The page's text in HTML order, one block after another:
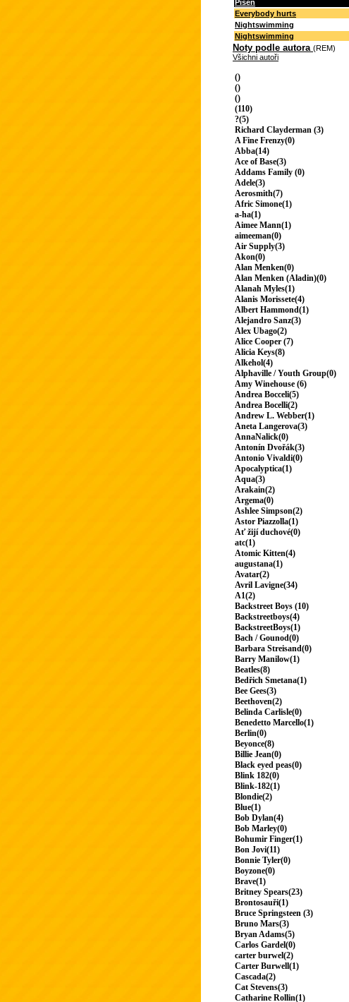
Píseň
Everybody hurts
Nightswimming
Nightswimming
Noty podle autora (REM)
Všichni autoři
()
()
()
(110)
?(5)
Richard Clayderman (3)
A Fine Frenzy(0)
Abba(14)
Ace of Base(3)
Addams Family (0)
Adele(3)
Aerosmith(7)
Afric Simone(1)
a-ha(1)
Aimee Mann(1)
aimeeman(0)
Air Supply(3)
Akon(0)
Alan Menken(0)
Alan Menken (Aladin)(0)
Alanah Myles(1)
Alanis Morissete(4)
Albert Hammond(1)
Alejandro Sanz(3)
Alex Ubago(2)
Alice Cooper (7)
Alicia Keys(8)
Alkehol(4)
Alphaville / Youth Group(0)
Amy Winehouse (6)
Andrea Bocceli(5)
Andrea Bocelli(2)
Andrew L. Webber(1)
Aneta Langerova(3)
AnnaNalick(0)
Antonín Dvořák(3)
Antonio Vivaldi(0)
Apocalyptica(1)
Aqua(3)
Arakain(2)
Argema(0)
Ashlee Simpson(2)
Astor Piazzolla(1)
Ať žijí duchové(0)
atc(1)
Atomic Kitten(4)
augustana(1)
Avatar(2)
Avril Lavigne(34)
A1(2)
Backstreet Boys (10)
Backstreetboys(4)
BackstreetBoys(1)
Bach / Gounod(0)
Barbara Streisand(0)
Barry Manilow(1)
Beatles(8)
Bedřich Smetana(1)
Bee Gees(3)
Beethoven(2)
Belinda Carlisle(0)
Benedetto Marcello(1)
Berlin(0)
Beyonce(8)
Billie Jean(0)
Black eyed peas(0)
Blink 182(0)
Blink-182(1)
Blondie(2)
Blue(1)
Bob Dylan(4)
Bob Marley(0)
Bohumir Finger(1)
Bon Jovi(11)
Bonnie Tyler(0)
Boyzone(0)
Brave(1)
Britney Spears(23)
Brontosauři(1)
Bruce Springsteen (3)
Bruno Mars(3)
Bryan Adams(5)
Carlos Gardel(0)
carter burwel(2)
Carter Burwell(1)
Cascada(2)
Cat Stevens(3)
Catharine Rollin(1)